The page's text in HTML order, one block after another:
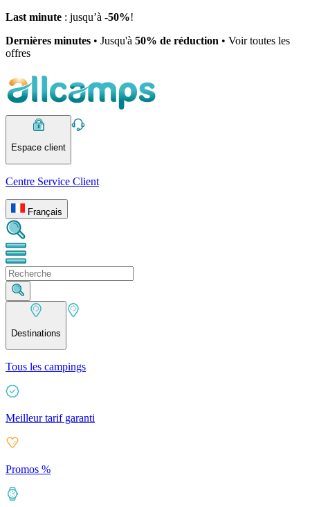
Last minute : jusqu’à -50%!
Dernières minutes • Jusqu'à 50% de réduction • Voir toutes les
offres
Espace client
Centre Service Client
Français
Destinations
Tous les campings
Meilleur tarif garanti
Promos %